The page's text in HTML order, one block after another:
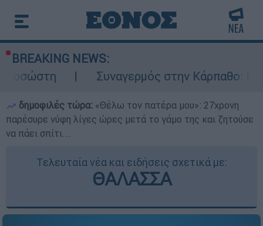
BREAKING NEWS:
Συναγερμός στην Κάρπαθο: Βρέθηκαν
δημοφιλές τώρα: «Θέλω τον πατέρα μου»: 27χρονη
παρέσυρε νύφη λίγες ώρες μετά το γάμο της και ζητούσε
να πάει σπίτι...
Τελευταία νέα και ειδήσεις σχετικά με:
ΘΑΛΑΣΣΑ